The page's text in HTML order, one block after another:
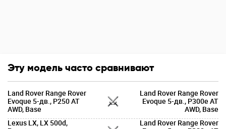
Эту модель часто сравнивают
Land Rover Range Rover
Evoque 5-дв., P250 AT
AWD, Base
Land Rover Range Rover
Evoque 5-дв., P300e AT
AWD, Base
Lexus LX, LX 500d,
Land Rover Range Rover